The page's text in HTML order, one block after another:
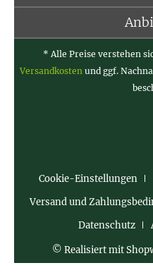
* Alle Preise verstehen
Versandkosten und ggf.
Cookie-Einstellungen
Versand und
Datenschutz
© Realisiert mit